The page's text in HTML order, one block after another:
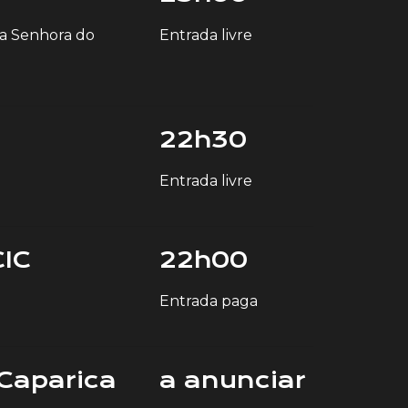
Senhora do
Entrada livre
22h30
Entrada livre
22h00
Entrada paga
a anunciar